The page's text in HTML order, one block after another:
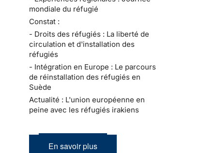
mondiale du réfugié
Constat :
- Droits des réfugiés : La liberté de
circulation et d'installation des
réfugiés
- Intégration en Europe : Le parcours
de réinstallation des réfugiés en
Suède
Actualité : L'union européenne en
peine avec les réfugiés irakiens
En savoir plus